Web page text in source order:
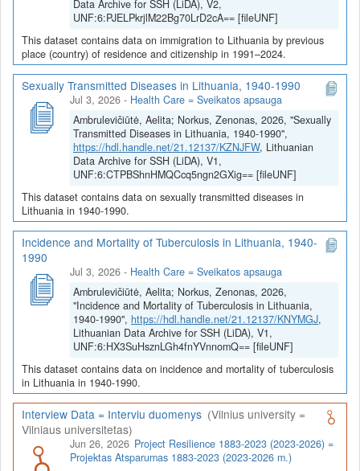
Data Archive for SSH (LiDA), V2,
UNF:6:PJELPkrjlM22Bg70LrD2cA== [fileUNF]
This dataset contains data on immigration to Lithuania by previous
place (country) of residence and citizenship in 1991–2024.
Sexually Transmitted Diseases in Lithuania, 1940-1990
Jul 3, 2026 - Health Care = Sveikatos apsauga
Ambrulevičiūtė, Aelita; Norkus, Zenonas, 2026, "Sexually
Transmitted Diseases in Lithuania, 1940-1990",
https://hdl.handle.net/21.12137/KZNJFW, Lithuanian
Data Archive for SSH (LiDA), V1,
UNF:6:CTPBShnHMQCcq5ngn2GXig== [fileUNF]
This dataset contains data on sexually transmitted diseases in
Lithuania in 1940-1990.
Incidence and Mortality of Tuberculosis in Lithuania, 1940-
1990
Jul 3, 2026 - Health Care = Sveikatos apsauga
Ambrulevičiūtė, Aelita; Norkus, Zenonas, 2026,
"Incidence and Mortality of Tuberculosis in Lithuania,
1940-1990", https://hdl.handle.net/21.12137/KNYMGJ,
Lithuanian Data Archive for SSH (LiDA), V1,
UNF:6:HX3SuHsznLGh4fnYVnnomQ== [fileUNF]
This dataset contains data on incidence and mortality of tuberculosis
in Lithuania in 1940-1990.
Interview Data = Interviu duomenys (Vilnius university =
Vilniaus universitetas)
Jun 26, 2026 Project Resilience 1883-2023 (2023-2026) =
Projektas Atsparumas 1883-2023 (2023-2026 m.)